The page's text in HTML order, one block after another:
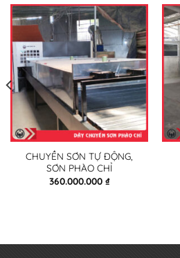
CHUYỀN SƠN TỰ ĐỘNG,
SƠN PHÀO CHỈ
360.000.000 ₫